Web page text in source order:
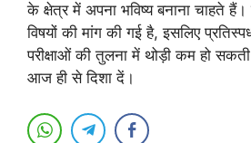
के क्षेत्र में अपना भविष्य बनाना चाहते
विषयों की मांग की गई है, इसलिए
परीक्षाओं की तुलना में थोड़ी कम हो
आज ही से दिशा दें।